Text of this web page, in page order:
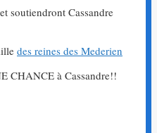
soutiendront Cassandre
des reines des Mederien
CHANCE à Cassandre!!